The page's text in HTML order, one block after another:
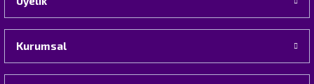
Kurumsal